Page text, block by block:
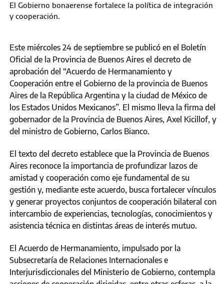
El Gobierno bonaerense fortalece la política de integración
y cooperación.
Este miércoles 24 de septiembre se publicó en el Boletín
Oficial de la Provincia de Buenos Aires el decreto de
aprobación del “Acuerdo de Hermanamiento y
Cooperación entre el Gobierno de la provincia de Buenos
Aires de la República Argentina y la ciudad de México de
los Estados Unidos Mexicanos”. El mismo lleva la firma del
gobernador de la Provincia de Buenos Aires, Axel Kicillof, y
del ministro de Gobierno, Carlos Bianco.
El texto del decreto establece que la Provincia de Buenos
Aires reconoce la importancia de profundizar lazos de
amistad y cooperación como eje fundamental de su
gestión y, mediante este acuerdo, busca fortalecer vínculos
y generar proyectos conjuntos de cooperación bilateral con
intercambio de experiencias, tecnologías, conocimientos y
asistencia técnica en distintas áreas de interés mutuo.
El Acuerdo de Hermanamiento, impulsado por la
Subsecretaría de Relaciones Internacionales e
Interjurisdiccionales del Ministerio de Gobierno, contempla